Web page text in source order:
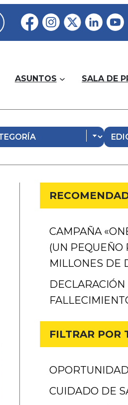
ASUNTOS SALA DE
CAMPAÑA
(UN PEQUEÑO
MILLONES DE
FILTRAR POR
CUIDADO DE